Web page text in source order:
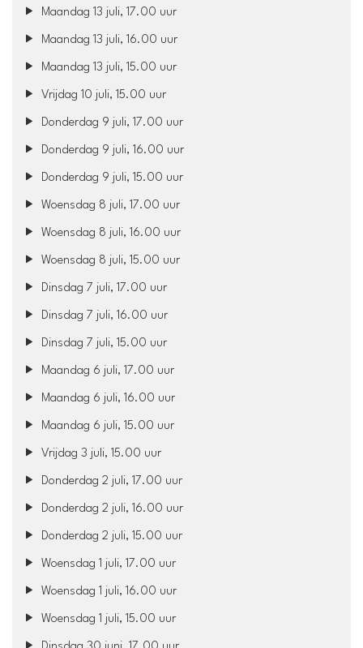
Maandag 13 juli, 17.00 uur
Maandag 13 juli, 16.00 uur
Maandag 13 juli, 15.00 uur
Vrijdag 10 juli, 15.00 uur
Donderdag 9 juli, 17.00 uur
Donderdag 9 juli, 16.00 uur
Donderdag 9 juli, 15.00 uur
Woensdag 8 juli, 17.00 uur
Woensdag 8 juli, 16.00 uur
Woensdag 8 juli, 15.00 uur
Dinsdag 7 juli, 17.00 uur
Dinsdag 7 juli, 16.00 uur
Dinsdag 7 juli, 15.00 uur
Maandag 6 juli, 17.00 uur
Maandag 6 juli, 16.00 uur
Maandag 6 juli, 15.00 uur
Vrijdag 3 juli, 15.00 uur
Donderdag 2 juli, 17.00 uur
Donderdag 2 juli, 16.00 uur
Donderdag 2 juli, 15.00 uur
Woensdag 1 juli, 17.00 uur
Woensdag 1 juli, 16.00 uur
Woensdag 1 juli, 15.00 uur